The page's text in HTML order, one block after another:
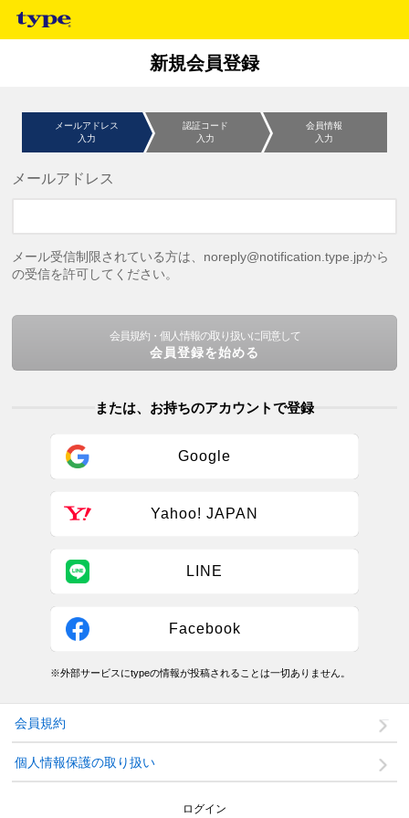
新規会員登録
メールアドレス
入力
認証コード
入力
会員情報
入力
メールアドレス
メール受信制限されている方は、noreply@notification.type.jpから
の受信を許可してください。
会員規約・個人情報の取り扱いに同意して
会員登録を始める
または、お持ちのアカウントで登録
Google
Yahoo! JAPAN
LINE
Facebook
※外部サービスにtypeの情報が投稿されることは一切ありません。
会員規約
個人情報保護の取り扱い
ログイン